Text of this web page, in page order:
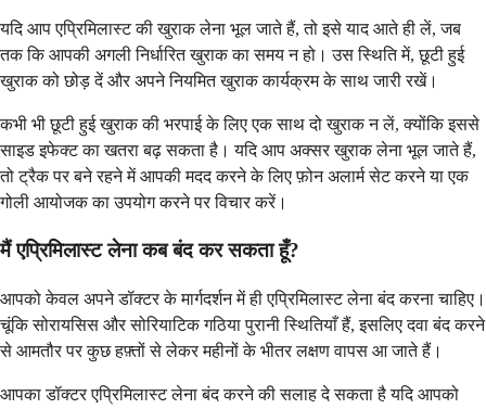
यदि आप एप्रिमिलास्ट की खुराक लेना भूल जाते हैं, तो इसे याद आते ही लें, जब
तक कि आपकी अगली निर्धारित खुराक का समय न हो। उस स्थिति में, छूटी हुई
खुराक को छोड़ दें और अपने नियमित खुराक कार्यक्रम के साथ जारी रखें।
कभी भी छूटी हुई खुराक की भरपाई के लिए एक साथ दो खुराक न लें, क्योंकि इससे
साइड इफेक्ट का खतरा बढ़ सकता है। यदि आप अक्सर खुराक लेना भूल जाते हैं,
तो ट्रैक पर बने रहने में आपकी मदद करने के लिए फ़ोन अलार्म सेट करने या एक
गोली आयोजक का उपयोग करने पर विचार करें।
मैं एप्रिमिलास्ट लेना कब बंद कर सकता हूँ?
आपको केवल अपने डॉक्टर के मार्गदर्शन में ही एप्रिमिलास्ट लेना बंद करना चाहिए।
चूंकि सोरायसिस और सोरियाटिक गठिया पुरानी स्थितियाँ हैं, इसलिए दवा बंद करने
से आमतौर पर कुछ हफ़्तों से लेकर महीनों के भीतर लक्षण वापस आ जाते हैं।
आपका डॉक्टर एप्रिमिलास्ट लेना बंद करने की सलाह दे सकता है यदि आपको